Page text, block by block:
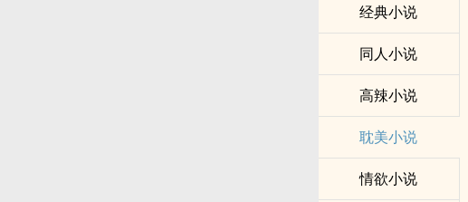
经典小说
同人小说
高辣小说
耽美小说
情欲小说